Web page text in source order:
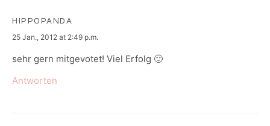
HIPPOPANDA
says:
25 Jan., 2012 at 2:49 p.m.
sehr gern mitgevotet! Viel Erfolg 🙂
Antworten